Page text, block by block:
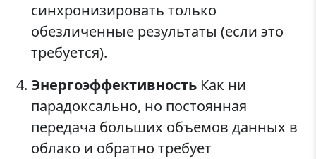
синхронизировать только
обезличенные результаты (если это
требуется).
Энергоэффективность Как ни
парадоксально, но постоянная
передача больших объемов данных в
облако и обратно требует